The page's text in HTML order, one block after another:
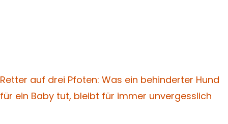
Retter auf drei Pfoten: Was ein behinderter Hund
für ein Baby tut, bleibt für immer unvergesslich